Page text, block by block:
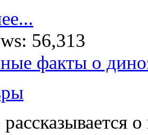
56,313
факты о
рас­ска­зы­ва­ется